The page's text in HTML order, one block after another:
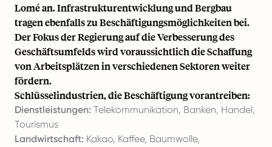
Lomé an. Infrastrukturentwicklung und Bergbau
tragen ebenfalls zu Beschäftigungsmöglichkeiten bei.
Der Fokus der Regierung auf die Verbesserung des
Geschäftsumfelds wird voraussichtlich die Schaffung
von Arbeitsplätzen in verschiedenen Sektoren weiter
fördern.
Schlüsselindustrien, die Beschäftigung vorantreiben:
Dienstleistungen: Telekommunikation, Banken, Handel,
Tourismus
Landwirtschaft: Kakao, Kaffee, Baumwolle,